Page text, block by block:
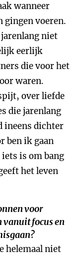
wanneer
gingen voeren.
niet
eerlijk
die voor het
waren.
over liefde
die jarenlang
ineens dichter
ben ik gaan
is om bang
het leven
voor
vanuit focus en
helemaal niet